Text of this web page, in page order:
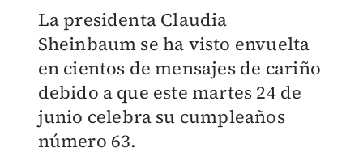
La presidenta Claudia
Sheinbaum se ha visto envuelta
en cientos de mensajes de cariño
debido a que este martes 24 de
junio celebra su cumpleaños
número 63.